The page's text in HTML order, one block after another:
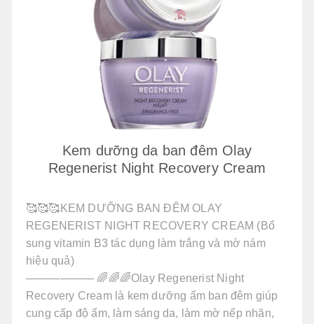
Kem dưỡng da ban đêm Olay
Regenerist Night Recovery Cream
🥰🥰🥰KEM DƯỠNG BAN ĐÊM OLAY
REGENERIST NIGHT RECOVERY CREAM (Bổ
sung vitamin B3 tác dụng làm trắng và mờ nám
hiệu quả)
—————— 🌈🌈🌈Olay Regenerist Night
Recovery Cream là kem dưỡng ẩm ban đêm giúp
cung cấp độ ẩm, làm sáng da, làm mờ nếp nhăn,